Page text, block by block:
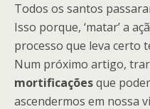
Todos os santos
Isso porque, ‘matar’ a
processo que leva certo
Num próximo artigo,
mortificaçõesque
ascendermos em nossa